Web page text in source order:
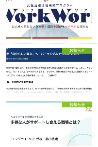
お知らせ
お知らせ